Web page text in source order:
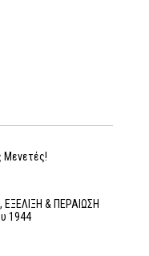
Μενετές!
& ΠΕΡΑΙΩΣΗ
1944